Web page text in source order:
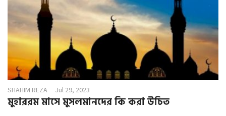
SHAHIM REZA Jul 29, 2023
মুহাররম মাসে মুসলমানদের কি করা উচিত